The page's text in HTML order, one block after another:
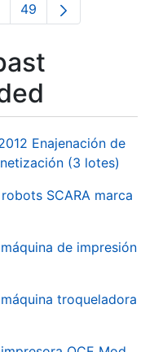
Pages Use
Page
49
Enajenación de
(3 lotes)
SCARA marca
de impresión
troqueladora